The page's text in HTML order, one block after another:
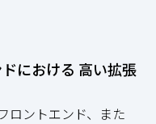
における 高い拡張
ロントエンド、また